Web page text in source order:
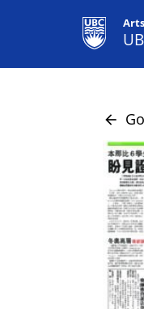
arrow_back